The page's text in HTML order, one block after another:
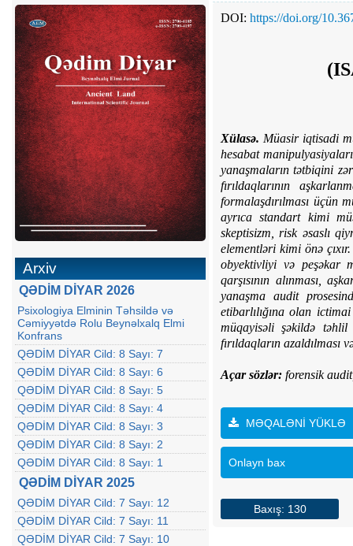
Arxiv
QƏDİM DİYAR 2026
Psixologiya Elminin Təhsildə və
Cəmiyyətdə Rolu Beynəlxalq Elmi
Konfrans
QƏDİM DİYAR Cild: 8 Sayı: 7
QƏDİM DİYAR Cild: 8 Sayı: 6
QƏDİM DİYAR Cild: 8 Sayı: 5
QƏDİM DİYAR Cild: 8 Sayı: 4
QƏDİM DİYAR Cild: 8 Sayı: 3
QƏDİM DİYAR Cild: 8 Sayı: 2
QƏDİM DİYAR Cild: 8 Sayı: 1
QƏDİM DİYAR 2025
QƏDİM DİYAR Cild: 7 Sayı: 12
QƏDİM DİYAR Cild: 7 Sayı: 11
QƏDİM DİYAR Cild: 7 Sayı: 10
DOI: https://doi.org/
Xülasə. Müasir iqtisadi
hesabat
yanaşmaların tətbiqini
fırıldaqlarının
formalaşdırılması üçün
ayrıca standart kimi
skeptisizm, risk əsaslı
elementləri kimi önə
obyektivliyi və peşəkar
qarşısının alınması,
yanaşma audit
etibarlılığına olan
müqayisəli şəkildə təhlil
fırıldaqların azaldılması
Açar sözlər: forensik
MƏQALƏNİ YÜKLƏ
Onlayn bax
Baxış: 130